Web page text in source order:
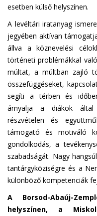
esetben külső helyszínen.
A levéltári iratanyag
jegyében aktívan
állva a köznevelési
történeti problémákkal
múltat, a múltban zajló
összefüggéseket,
segíti a térben és
árnyalja a diákok
részvételen és
támogató és motiváló
gondolkodás, a
szabadságát. Nagy
tantárgyköziségre és a
különböző kompetenciák
A Borsod-Abaúj-
helyszínen, a